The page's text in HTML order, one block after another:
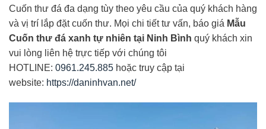
Cuốn thư đá đa dạng tùy theo yêu cầu của quý khách hàng
và vị trí lắp đặt cuốn thư. Mọi chi tiết tư vấn, báo giá Mẫu
Cuốn thư đá xanh tự nhiên tại Ninh Bình quý khách xin
vui lòng liên hệ trực tiếp với chúng tôi
HOTLINE: 0961.245.885 hoặc truy cập tại
website: https://daninhvan.net/